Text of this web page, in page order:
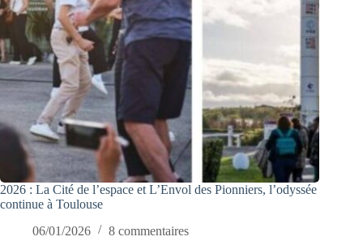
2026 : La Cité de l’espace et L’Envol des Pionniers, l’odyssée
continue à Toulouse
06/01/2026
8 commentaires